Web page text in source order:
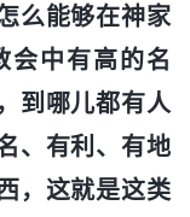
么能够在神家
会中有高的名
到哪儿都有人
、有利、有地
，这就是这类